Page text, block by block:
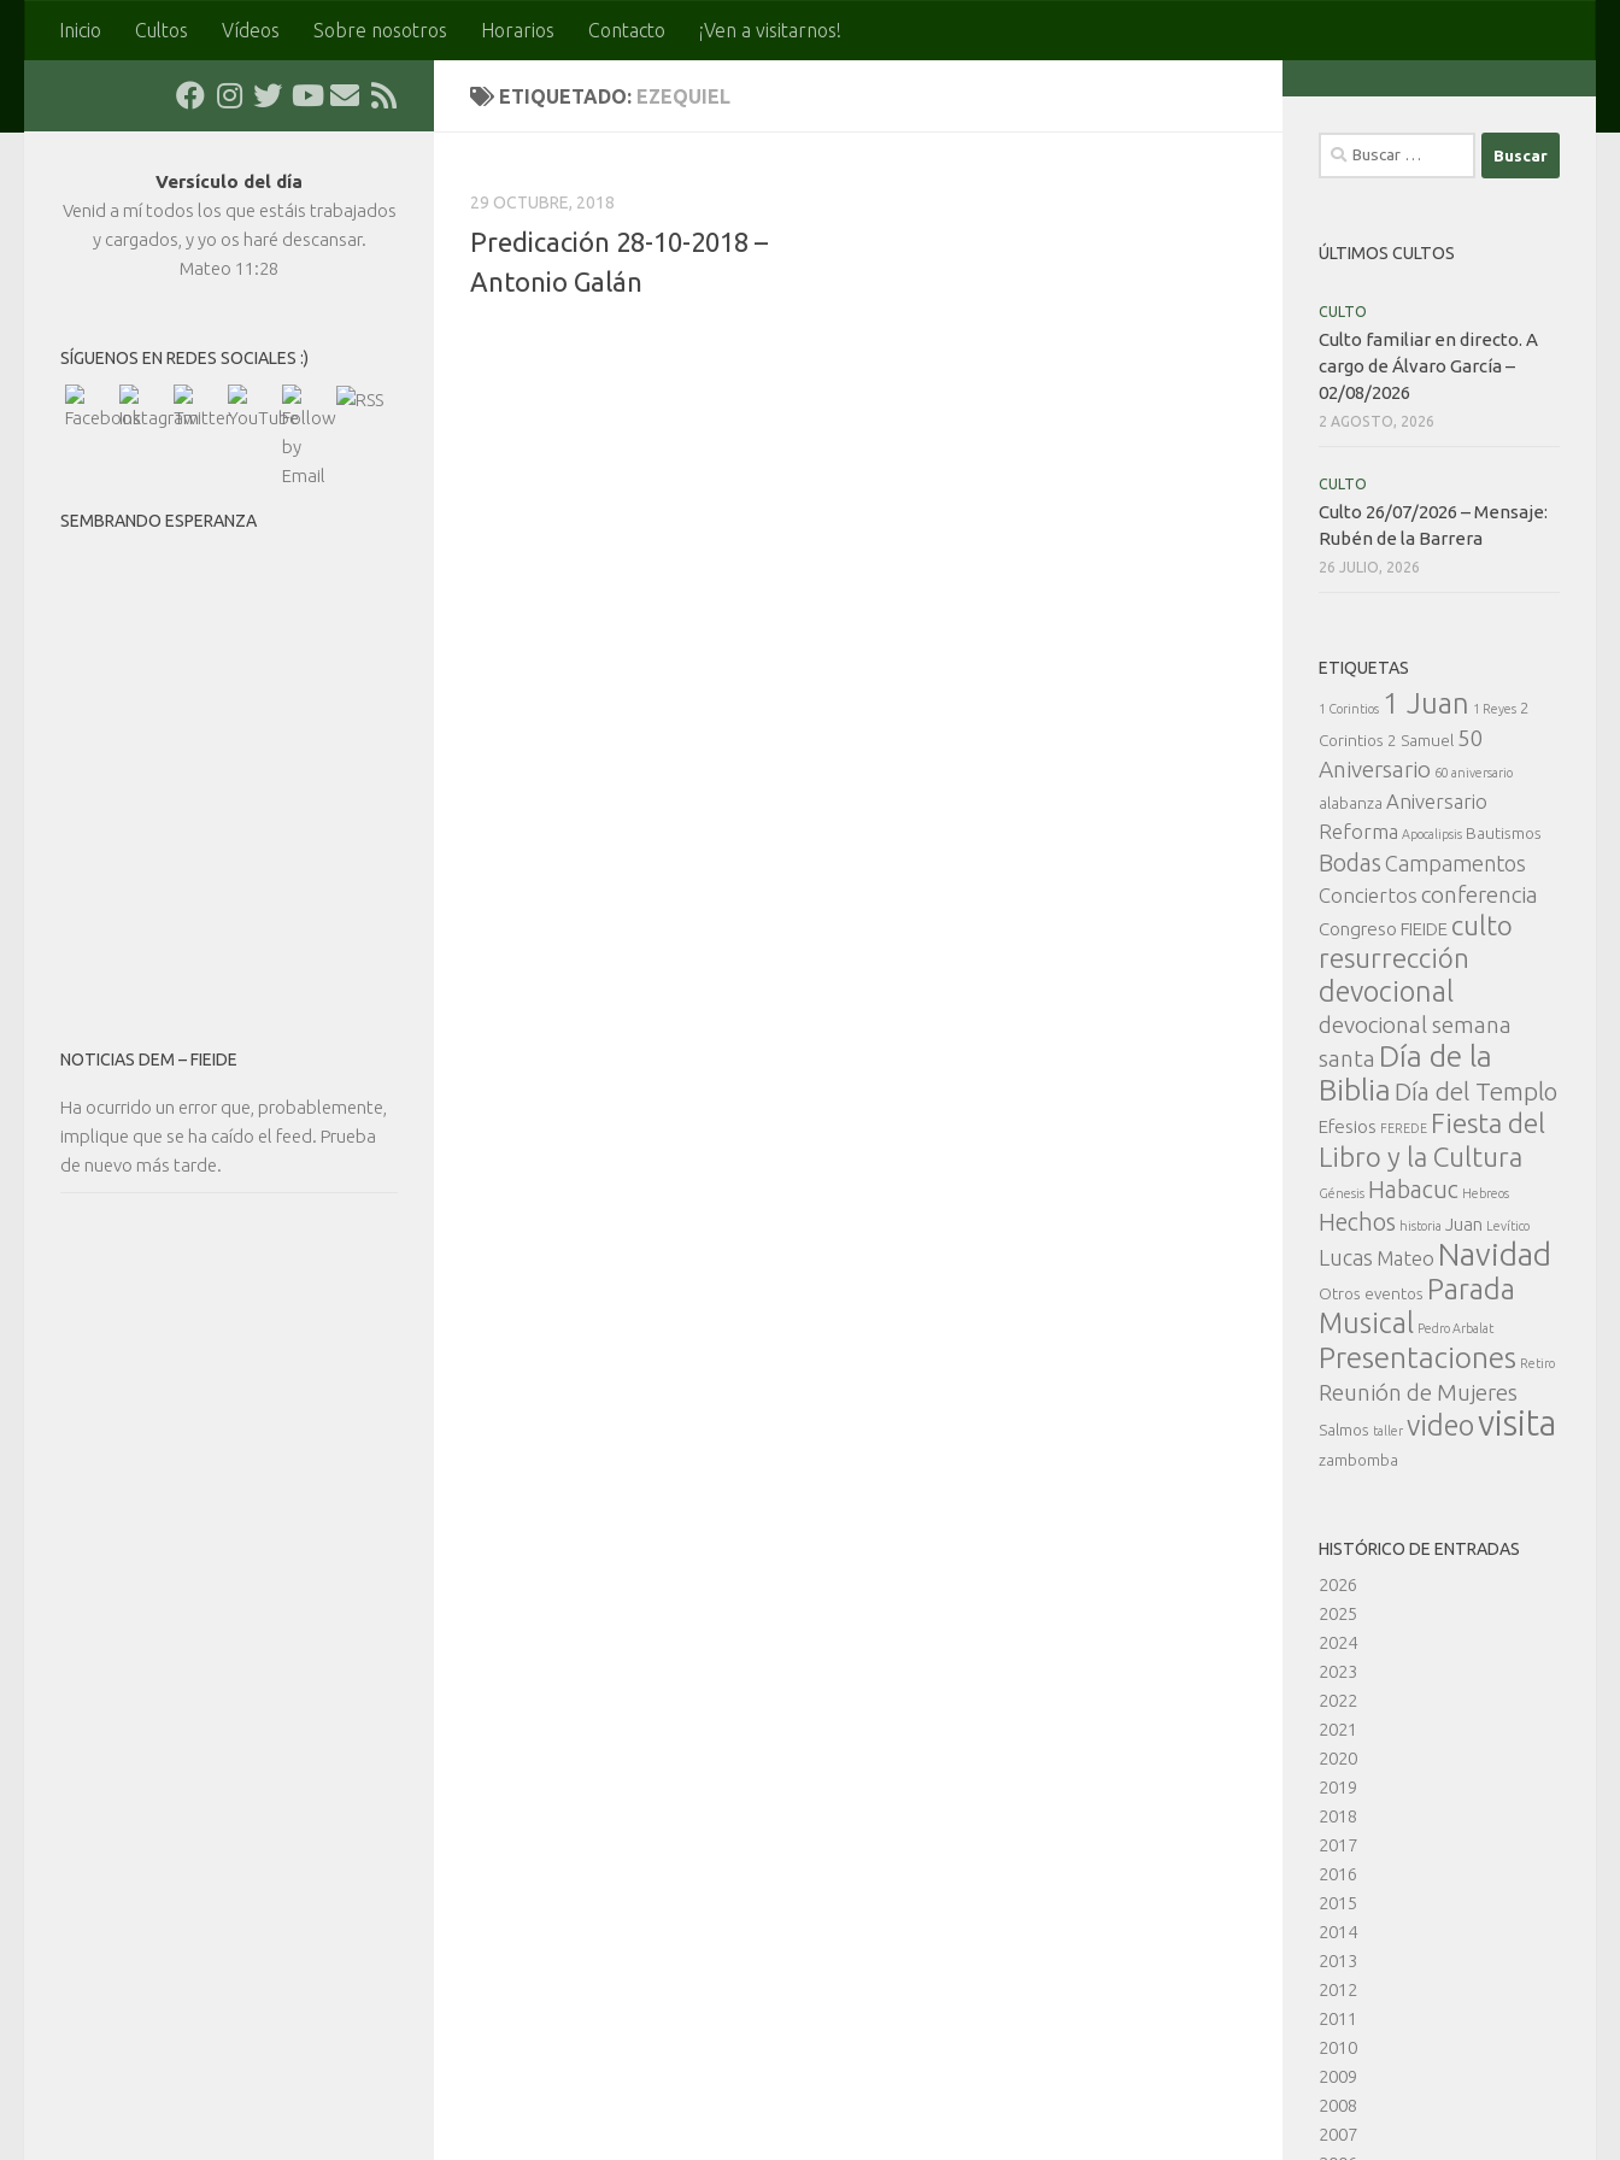
Saltar al contenido
Inicio Cultos Vídeos Sobre nosotros Horarios Contacto ¡Ven a visitarnos!
ETIQUETADO: EZEQUIEL
29 OCTUBRE, 2018
Predicación 28-10-2018 –
Antonio Galán
Versículo del día
Venid a mí todos los que estáis trabajados
y cargados, y yo os haré descansar.
Mateo 11:28
SÍGUENOS EN REDES SOCIALES :)
SEMBRANDO ESPERANZA
NOTICIAS DEM – FIEIDE
Ha ocurrido un error que, probablemente,
implique que se ha caído el feed. Prueba
de nuevo más tarde.
Buscar:
ÚLTIMOS CULTOS
CULTO
Culto familiar en directo. A
cargo de Álvaro García –
02/08/2026
2 AGOSTO, 2026
CULTO
Culto 26/07/2026 – Mensaje:
Rubén de la Barrera
26 JULIO, 2026
ETIQUETAS
1 Corintios 1 Juan 1 Reyes 2
Corintios 2 Samuel 50
Aniversario 60 aniversario
alabanza Aniversario
Reforma Apocalipsis Bautismos
Bodas Campamentos
Conciertos conferencia
Congreso FIEIDE culto
resurrección
devocional
devocional semana
santa Día de la
Biblia Día del Templo
Efesios FEREDE Fiesta del
Libro y la Cultura
Génesis Habacuc Hebreos
Hechos historia Juan Levítico
Lucas Mateo Navidad
Otros eventos Parada
Musical
Pedro Arbalat
Presentaciones Retiro
Reunión de Mujeres
Salmos taller videovisita
zambomba
HISTÓRICO DE ENTRADAS
2026
2025
2024
2023
2022
2021
2020
2019
2018
2017
2016
2015
2014
2013
2012
2011
2010
2009
2008
2007